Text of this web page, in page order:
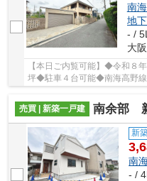
南
地
- /
大
【本日ご内覧可能】◆令和８
坪◆駐車４台可能◆南海高野
◆全居室６帖以上の５ＬＤＫ+
売買 | 新築一戸建
南余部
新
南
- /